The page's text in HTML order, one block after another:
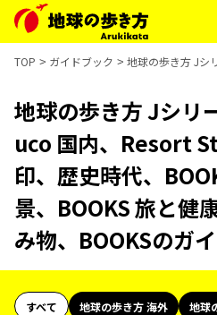
TOP ガイドブック 地球の歩き方 Jシ
地球の歩き方 Jシリ
uco 国内、Resort
印、歴史時代、
景、BOOKS 旅と健
み物、BOOKSのガ
すべて 地球の歩き方 海外
地球